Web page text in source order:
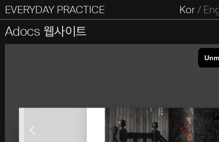
EVERYDAY PRACTICE
일상의실천 Kor/
All Types Graphic
Everyday
Adocs 웹사이트